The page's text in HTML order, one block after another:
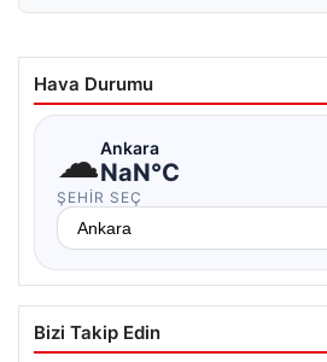
Hava Durumu
☁Ankara
NaN°C
ŞEHIR SEÇ
Bizi Takip Edin